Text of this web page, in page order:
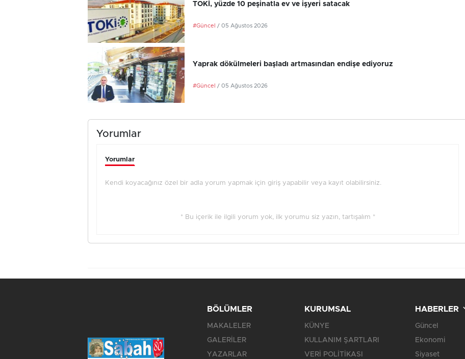
TOKİ, yüzde 10 peşinatla ev ve işyeri satacak
#Güncel / 05 Ağustos 2026
Yaprak dökülmeleri başladı artmasından endişe ediyoruz
#Güncel / 05 Ağustos 2026
Yorumlar
Yorumlar
Kendi koyacağınız özel bir adla yorum yapmak için giriş yapabilir veya kayıt olabilirsiniz.
* Bu içerik ile ilgili yorum yok, ilk yorumu siz yazın, tartışalım *
BÖLÜMLER
MAKALELER
GALERİLER
YAZARLAR
KURUMSAL
KÜNYE
KULLANIM ŞARTLARI
VERİ POLİTİKASI
HABERLER
Güncel
Ekonomi
Siyaset